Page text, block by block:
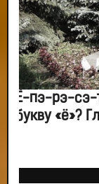
Ё-пэ-рэ-сэ-
букву «ё»?